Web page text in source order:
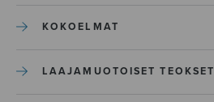
KOKOELMAT
LAAJAMUOTOISET TEOKSET